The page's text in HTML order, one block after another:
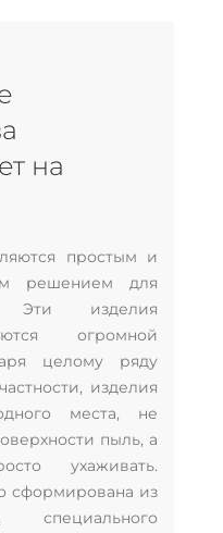
на
простым и
решением для
Эти изделия
огромной
целому ряду
изделия
места, не
пыль, а
ухаживать.
сформирована из
специального